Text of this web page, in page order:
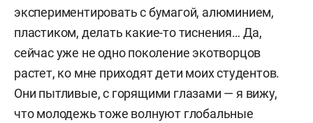
экспериментировать с бумагой, алюминием,
пластиком, делать какие-то тиснения… Да,
сейчас уже не одно поколение экотворцов
растет, ко мне приходят дети моих студентов.
Они пытливые, с горящими глазами — я вижу,
что молодежь тоже волнуют глобальные